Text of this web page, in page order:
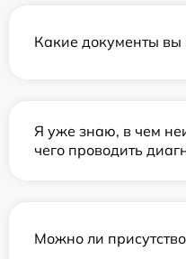
Какие документы вы
Я уже знаю, в чем
чего проводить
Можно ли